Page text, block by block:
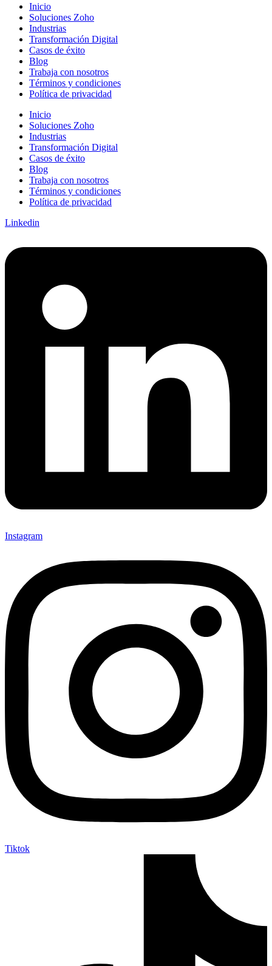
Inicio
Soluciones Zoho
Industrias
Transformación Digital
Casos de éxito
Blog
Trabaja con nosotros
Términos y condiciones
Política de privacidad
Inicio
Soluciones Zoho
Industrias
Transformación Digital
Casos de éxito
Blog
Trabaja con nosotros
Términos y condiciones
Política de privacidad
Linkedin
Instagram
Tiktok